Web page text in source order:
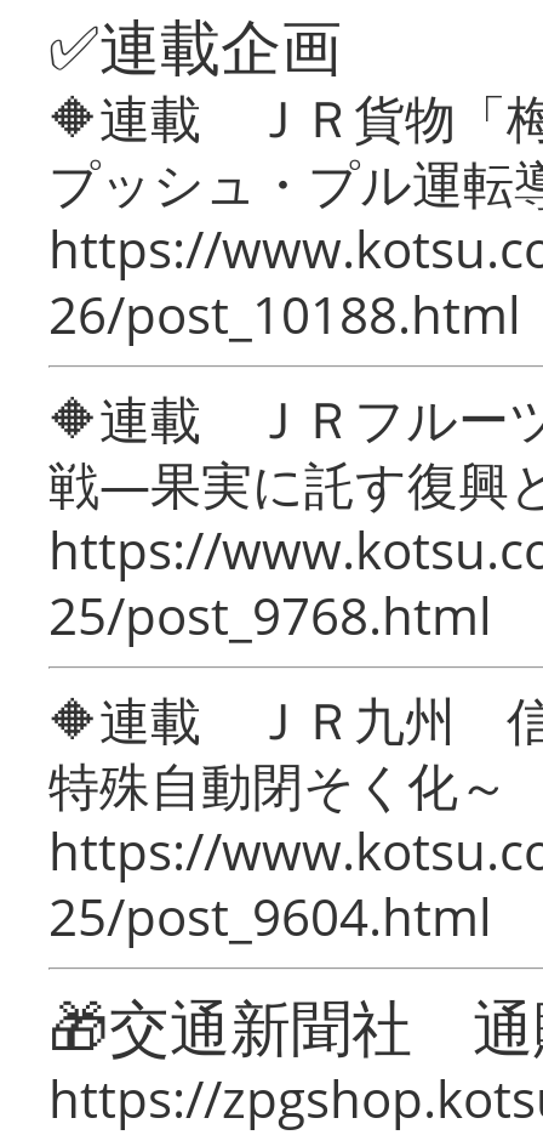
✅連載企画
🔶連載 ＪＲ貨物「
プッシュ・プル運転
https://
26/post_10188.html
🔶連載 ＪＲフルー
戦―果実に託す復興
https://
25/post_9768.html
🔶連載 ＪＲ九州 信
特殊自動閉そく化～
https://
25/post_9604.html
🎁交通新聞社
https://